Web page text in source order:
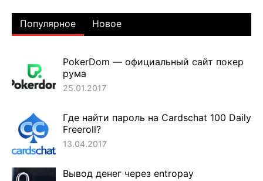
Популярное Новое
PokerDom — официальный сайт покер
рума
25.01.2017
Где найти пароль на Cardschat 100 Daily
Freeroll?
13.04.2017
Вывод денег через entropay